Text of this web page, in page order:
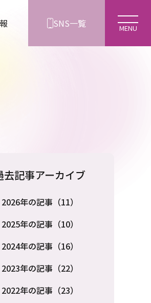
SNS一覧
去記事アーカイブ
2026年の記事（11）
2025年の記事（10）
2024年の記事（16）
2023年の記事（22）
2022年の記事（23）